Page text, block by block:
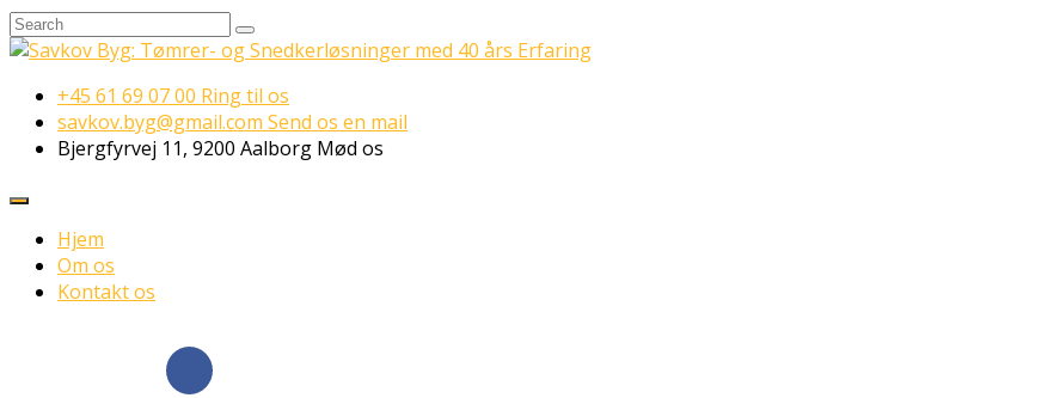
+45 61 69 07 00 Ring til os
savkov.byg@gmail.com Send os en mail
Bjergfyrvej 11, 9200 Aalborg Mød os
Hjem
Om os
Kontakt os